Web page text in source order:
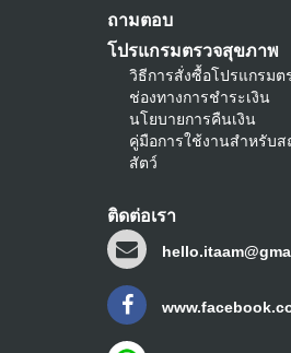
ถามตอบ
โปรแกรมตรวจสุขภาพ
วิธีการสั่งซื้อโปรแกรม
ช่องทางการชำระเงิน
นโยบายการคืนเงิน
คู่มือการใช้งานสำหรับ
สัตว์
ติดต่อเรา